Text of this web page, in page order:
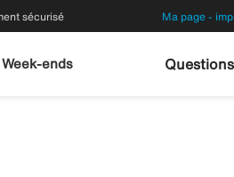
sécurisé Ma page -
Week-ends